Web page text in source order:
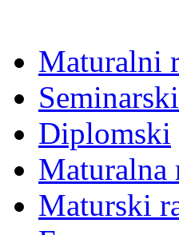
Maturalni
Diplomski
Maturalna
Maturski